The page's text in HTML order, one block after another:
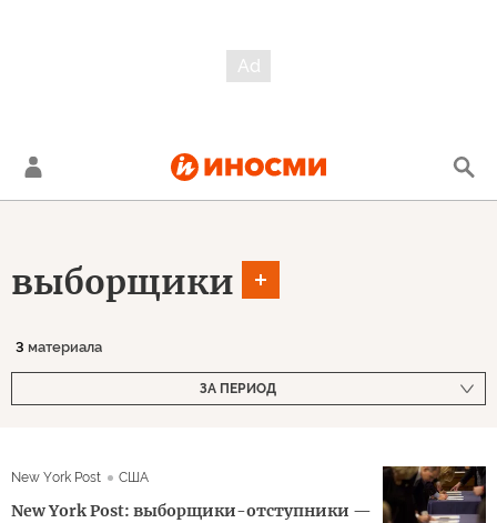
выборщики
3 материала
ЗА ПЕРИОД
New York Post США
New York Post: выборщики-отступники —